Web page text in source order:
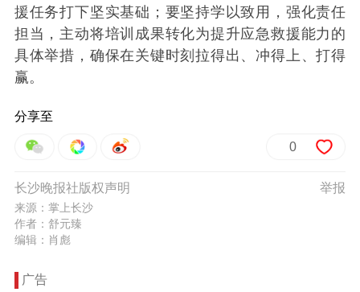
援任务打下坚实基础；要坚持学以致用，强化责任
担当，主动将培训成果转化为提升应急救援能力的
具体举措，确保在关键时刻拉得出、冲得上、打得
赢。
分享至
0
举报
长沙晚报社版权声明
来源：掌上长沙
作者：舒元臻
编辑：肖彪
广告